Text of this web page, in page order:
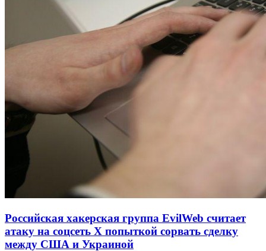
Российская хакерская группа EvilWeb считает
атаку на соцсеть Х попыткой сорвать сделку
между США и Украиной